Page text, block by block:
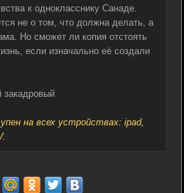
к однокласснику Санаде.
не о том, что должна делать, а
Но сможет ли копия отстоять
если изначально её создали
закадровый
на всех устройствах: ipad,